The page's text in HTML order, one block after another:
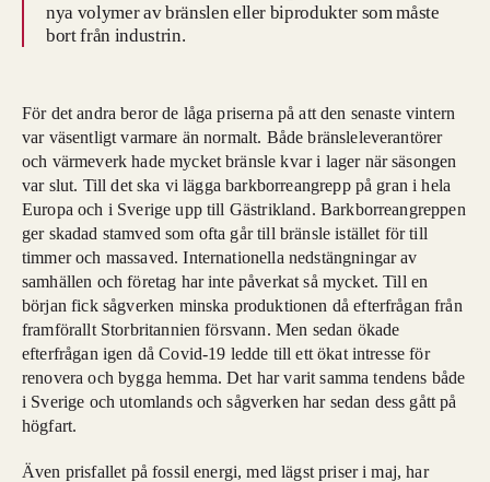
nya volymer av bränslen eller biprodukter som måste
bort från industrin.
För det andra beror de låga priserna på att den senaste vintern
var väsentligt varmare än normalt. Både bränsleleverantörer
och värmeverk hade mycket bränsle kvar i lager när säsongen
var slut. Till det ska vi lägga barkborreangrepp på gran i hela
Europa och i Sverige upp till Gästrikland. Barkborreangreppen
ger skadad stamved som ofta går till bränsle istället för till
timmer och massaved. Internationella nedstängningar av
samhällen och företag har inte påverkat så mycket. Till en
början fick sågverken minska produktionen dåefterfrågan från
framförallt Storbritannien försvann. Men sedan ökade
efterfrågan igen då Covid-19 ledde till ettökat intresse för
renovera och bygga hemma.Det har varit samma tendens både
i Sverige och utomlands och sågverken har sedan dess gått på
högfart.
Även prisfallet på fossil energi, med lägst priser i maj, har